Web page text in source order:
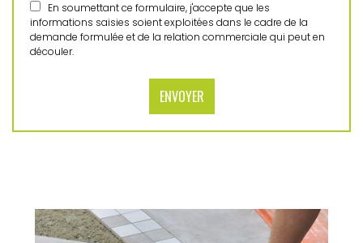
En soumettant ce formulaire, j'accepte que les
informations saisies soient exploitées dans le cadre de la
demande formulée et de la relation commerciale qui peut en
découler.